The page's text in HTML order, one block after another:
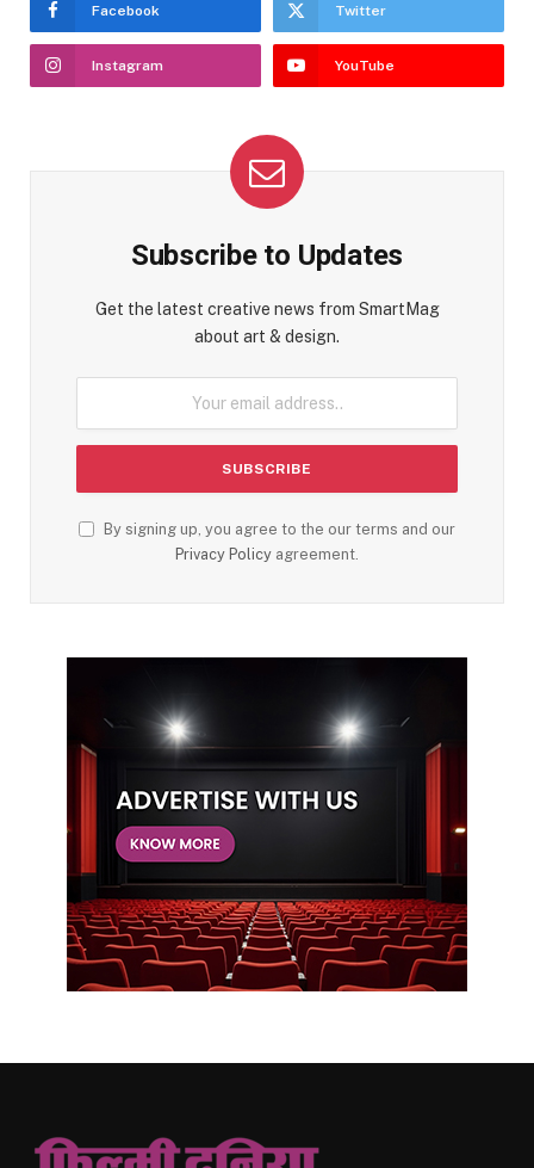
Facebook Twitter
Instagram YouTube
Subscribe to Updates
Get the latest creative news from SmartMag
about art & design.
By signing up, you agree to the our terms and our
Privacy Policy agreement.